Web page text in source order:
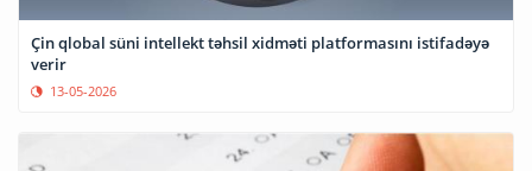
Çin qlobal süni intellekt təhsil xidməti platformasını istifadəyə
verir
13-05-2026